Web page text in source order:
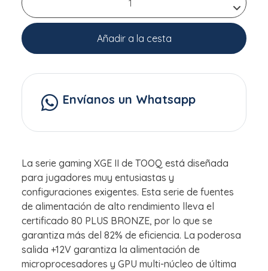
Añadir a la cesta
Envíanos un Whatsapp
La serie gaming XGE II de TOOQ está diseñada
para jugadores muy entusiastas y
configuraciones exigentes. Esta serie de fuentes
de alimentación de alto rendimiento lleva el
certificado 80 PLUS BRONZE, por lo que se
garantiza más del 82% de eficiencia. La poderosa
salida +12V garantiza la alimentación de
microprocesadores y GPU multi-núcleo de última